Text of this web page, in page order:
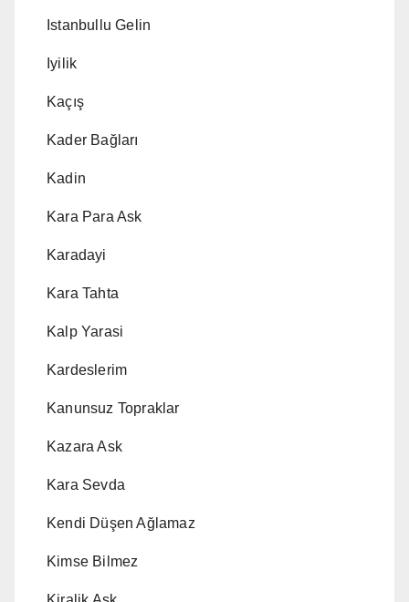
Istanbullu Gelin
Iyilik
Kaçış
Kader Bağları
Kadin
Kara Para Ask
Karadayi
Kara Tahta
Kalp Yarasi
Kardeslerim
Kanunsuz Topraklar
Kazara Ask
Kara Sevda
Kendi Düşen Ağlamaz
Kimse Bilmez